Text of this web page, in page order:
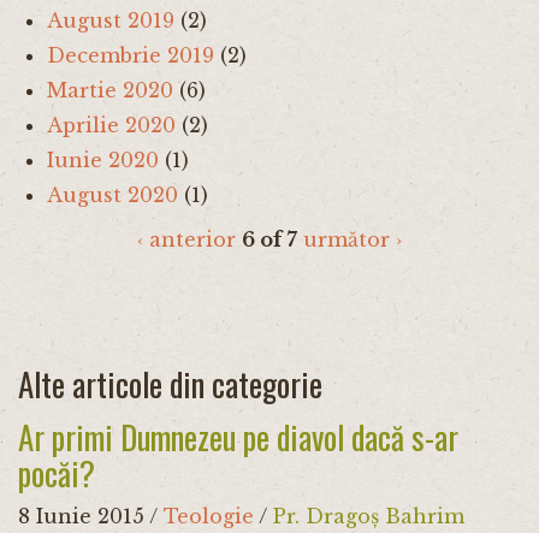
August 2019 (2)
Decembrie 2019 (2)
Martie 2020 (6)
Aprilie 2020 (2)
Iunie 2020 (1)
August 2020 (1)
‹ anterior 6 of 7 următor ›
Alte articole din categorie
Ar primi Dumnezeu pe diavol dacă s-ar
pocăi?
8 Iunie 2015 / Teologie / Pr. Dragoș Bahrim